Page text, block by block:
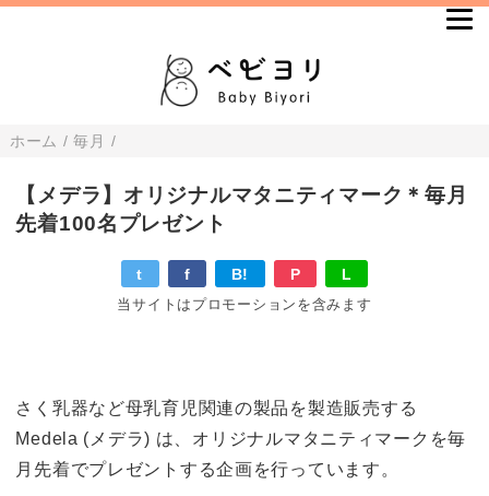
ホーム /毎月 /
【メデラ】オリジナルマタニティマーク＊毎月
先着100名プレゼント
t f B! P L
当サイトはプロモーションを含みます
さく乳器など母乳育児関連の製品を製造販売する
Medela (メデラ) は、オリジナルマタニティマークを毎
月先着でプレゼントする企画を行っています。